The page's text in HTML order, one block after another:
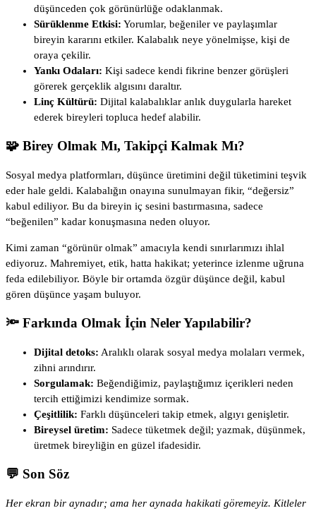
düşünceden çok görünürlüğe odaklanmak.
Sürüklenme Etkisi: Yorumlar, beğeniler ve paylaşımlar
bireyin kararını etkiler. Kalabalık neye yönelmişse, kişi de
oraya çekilir.
Yankı Odaları: Kişi sadece kendi fikrine benzer görüşleri
görerek gerçeklik algısını daraltır.
Linç Kültürü: Dijital kalabalıklar anlık duygularla hareket
ederek bireyleri topluca hedef alabilir.
🧩 Birey Olmak Mı, Takipçi Kalmak Mı?
Sosyal medya platformları, düşünce üretimini değil tüketimini teşvik
eder hale geldi. Kalabalığın onayına sunulmayan fikir, “değersiz”
kabul ediliyor. Bu da bireyin iç sesini bastırmasına, sadece
“beğenilen” kadar konuşmasına neden oluyor.
Kimi zaman “görünür olmak” amacıyla kendi sınırlarımızı ihlal
ediyoruz. Mahremiyet, etik, hatta hakikat; yeterince izlenme uğruna
feda edilebiliyor. Böyle bir ortamda özgür düşünce değil, kabul
gören düşünce yaşam buluyor.
🔦 Farkında Olmak İçin Neler Yapılabilir?
Dijital detoks: Aralıklı olarak sosyal medya molaları vermek,
zihni arındırır.
Sorgulamak: Beğendiğimiz, paylaştığımız içerikleri neden
tercih ettiğimizi kendimize sormak.
Çeşitlilik: Farklı düşünceleri takip etmek, algıyı genişletir.
Bireysel üretim: Sadece tüketmek değil; yazmak, düşünmek,
üretmek bireyliğin en güzel ifadesidir.
💬 Son Söz
Her ekran bir aynadır; ama her aynada hakikati göremeyiz. Kitleler